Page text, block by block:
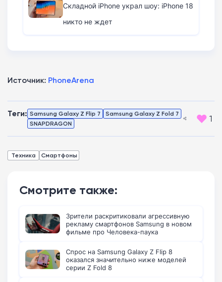
Складной iPhone украл шоу: iPhone 18
никто не ждет
Источник: PhoneArena
Теги: Samsung Galaxy Z Flip 7
Samsung Galaxy Z Fold 7
SNAPDRAGON
1
Техника Смартфоны
Смотрите также:
Зрители раскритиковали агрессивную
рекламу смартфонов Samsung в новом
фильме про Человека-паука
Спрос на Samsung Galaxy Z Flip 8
оказался значительно ниже моделей
серии Z Fold 8